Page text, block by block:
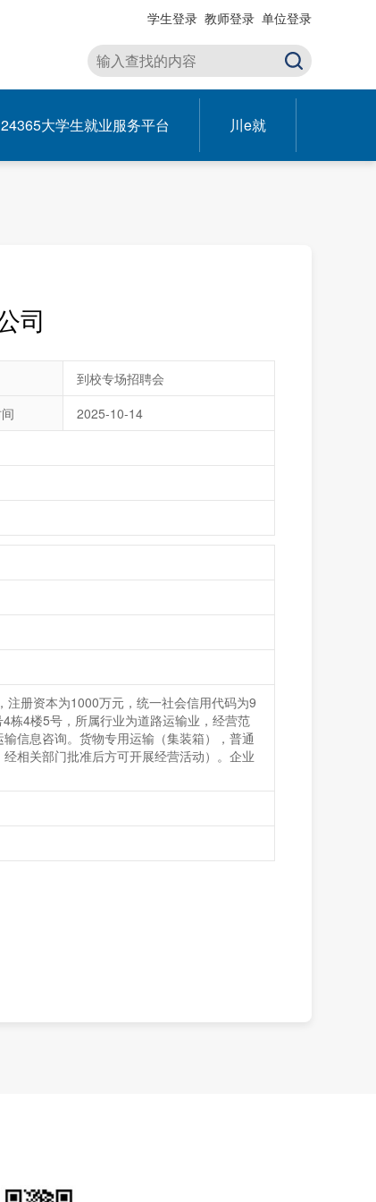
学生登录 教师登录 单位登录
24365大学生就业服务平台 川e就
司
到校专场招聘会
2025-10-14
册资本为1000万元，统一社会信用代码为9
栋4楼5号，所属行业为道路运输业，经营范
信息咨询。货物专用运输（集装箱），普通
相关部门批准后方可开展经营活动）。企业